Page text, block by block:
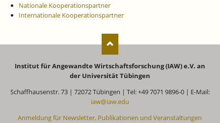
Nationale Kooperationspartner
Internationale Kooperationspartner
Institut für Angewandte Wirtschaftsforschung (IAW) e.V. an
der Universität Tübingen
Schaffhausenstr. 73 | 72072 Tübingen | Tel: +49 7071 9896-0 | E-Mail:
iaw@iaw.edu
Anmeldung für Newsletter, Publikationen und Veranstaltungen